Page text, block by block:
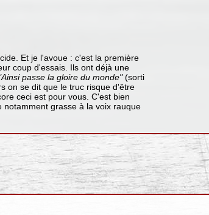
Et je l'avoue : c'est la première
coup d'essais. Ils ont déjà une
passe la gloire du monde"(sorti
on se dit que le truc risque d'être
ceci est pour vous. C'est bien
grasse à la voix rauque